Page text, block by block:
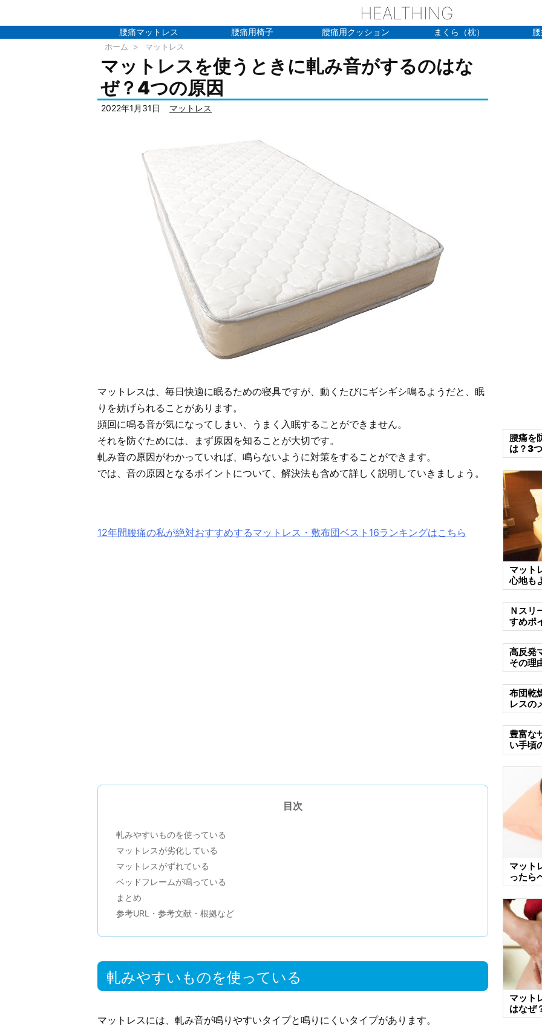
HEALTHING
腰痛マットレス 腰痛用椅子 腰痛用クッション まくら（枕）
ホーム > マットレス
マットレスを使うときに軋み音がするのはな
ぜ？4つの原因
2022年1月31日 マットレス
マットレスは、毎日快適に眠るための寝具ですが、動くたびにギシギシ鳴るようだと、眠
りを妨げられることがあります。
頻回に鳴る音が気になってしまい、うまく入眠することができません。
それを防ぐためには、まず原因を知ることが大切です。
軋み音の原因がわかっていれば、鳴らないように対策をすることができます。
では、音の原因となるポイントについて、解決法も含めて詳しく説明していきましょう。
12年間腰痛の私が絶対おすすめするマットレス・敷布団ベスト16ランキングはこちら
目次
軋みやすいものを使っている
マットレスが劣化している
マットレスがずれている
ベッドフレームが鳴っている
まとめ
参考URL・参考文献・根拠など
軋みやすいものを使っている
マットレスには、軋み音が鳴りやすいタイプと鳴りにくいタイプがあります。
腰痛を
は？3
マット
心地も
Ｎスリ
すめポ
高反発
その理
布団乾
レスの
豊富な
い手頃
マット
ったら
マット
はなぜ